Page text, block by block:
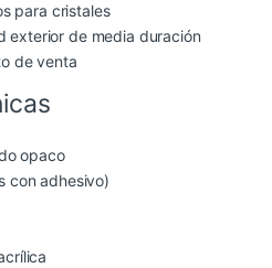
para cristales
exterior de media duración
de venta
opaco
con adhesivo)